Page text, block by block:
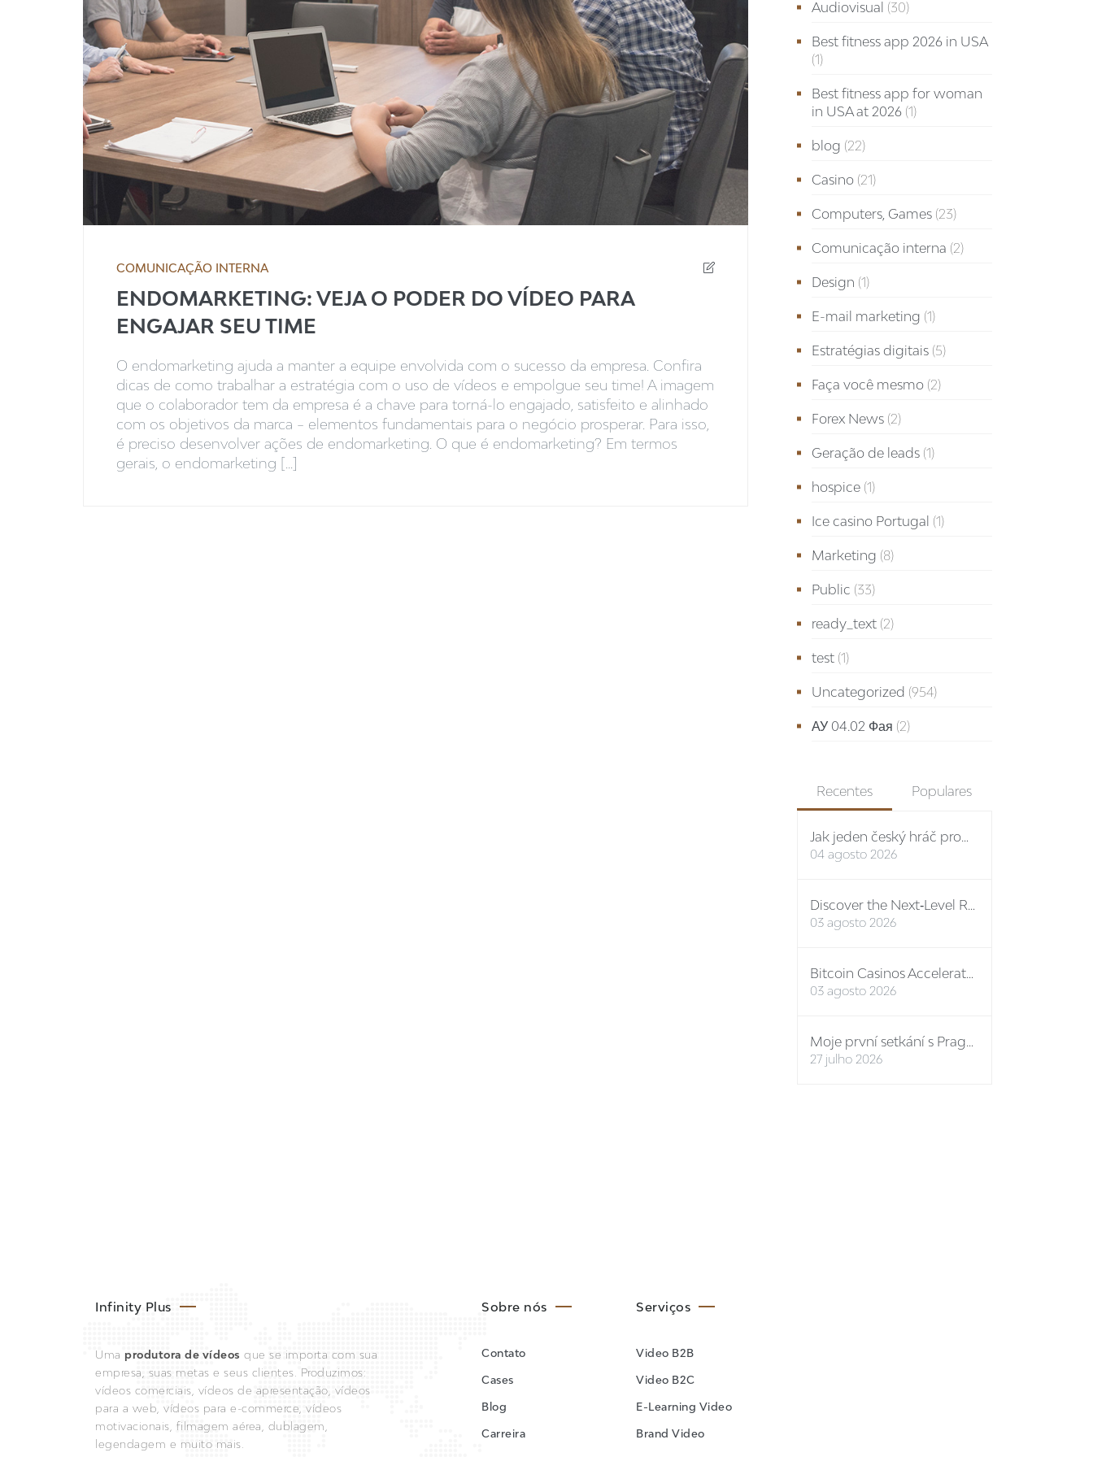
COMUNICAÇÃO INTERNA
ENDOMARKETING: VEJA O PODER DO VÍDEO PARA
ENGAJAR SEU TIME
O endomarketing ajuda a manter a equipe envolvida com o sucesso da empresa. Confira
dicas de como trabalhar a estratégia com o uso de vídeos e empolgue seu time! A imagem
que o colaborador tem da empresa é a chave para torná-lo engajado, satisfeito e alinhado
com os objetivos da marca – elementos fundamentais para o negócio prosperar. Para isso,
é preciso desenvolver ações de endomarketing. O que é endomarketing? Em termos
gerais, o endomarketing [...]
Audiovisual (30)
Best fitness app 2026 in USA
(1)
Best fitness app for woman
in USA at 2026(1)
blog (22)
Casino(21)
Computers, Games(23)
Comunicação interna (2)
Design (1)
E-mail marketing (1)
Estratégias digitais(5)
Faça você mesmo(2)
Forex News(2)
Geração de leads(1)
hospice(1)
Ice casino Portugal (1)
Marketing (8)
Public (33)
ready_text(2)
test(1)
Uncategorized (954)
АУ 04.02 Фая (2)
Recentes Populares
Jak jeden český hráč proměnil vstupní bonus na stovky eur: případová studie Spinboss casino
04 agosto 2026
Discover the Next‑Level Rewards Path at the Premier Online Casino No ID
03 agosto 2026
Bitcoin Casinos Accelerate Growth in Q3 2024, Unveiling New Features and Mega Bonuses
03 agosto 2026
Moje první setkání s Prague-Castle-Tickets: osobní report
27 julho 2026
Infinity Plus
Uma produtora de vídeos que se importa com sua
empresa, suas metas e seus clientes. Produzimos:
vídeos comerciais, vídeos de apresentação, vídeos
para a web, vídeos para e-commerce, vídeos
motivacionais, filmagem aérea, dublagem,
legendagem e muito mais.
Sobre nós
Contato
Cases
Blog
Carreira
Serviços
Video B2B
Video B2C
E-Learning Video
Brand Video